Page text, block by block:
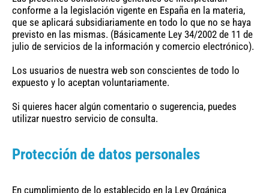
conforme a la legislación vigente en España en la materia,
que se aplicará subsidiariamente en todo lo que no se haya
previsto en las mismas. (Básicamente Ley 34/2002 de 11 de
julio de servicios de la información y comercio electrónico).
Los usuarios de nuestra web son conscientes de todo lo
expuesto y lo aceptan voluntariamente.
Si quieres hacer algún comentario o sugerencia, puedes
utilizar nuestro servicio de consulta.
Protección de datos personales
En cumplimiento de lo establecido en la Ley Orgánica